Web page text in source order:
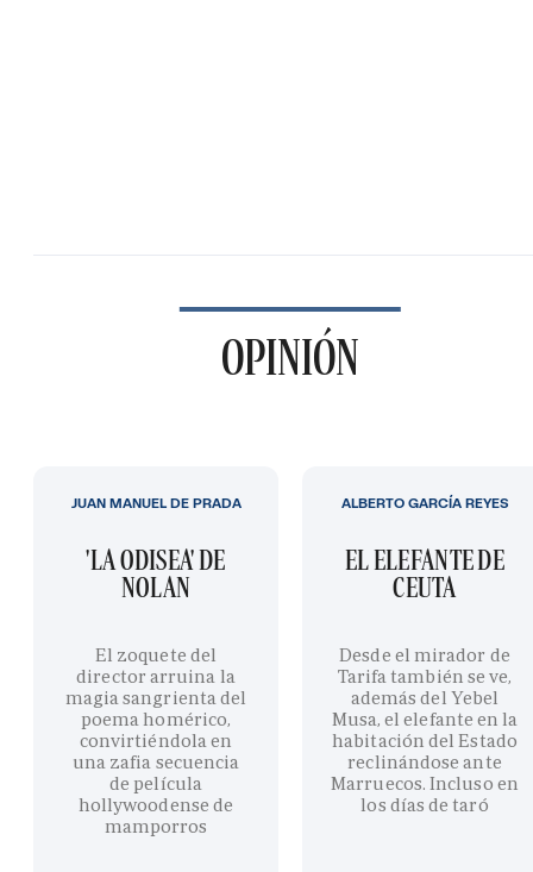
OPINIÓN
'LA ODISEA' DE
NOLAN
El zoquete del
director arruina la
magia sangrienta del
poema homérico,
convirtiéndola en
una zafia secuencia
de película
hollywoodense de
mamporros
JUAN MANUEL DE PRADA
EL ELEFANTE DE
CEUTA
Desde el mirador de
Tarifa también se ve,
además del Yebel
Musa, el elefante en la
habitación del Estado
reclinándose ante
Marruecos. Incluso en
los días de taró
ALBERTO GARCÍA REYES